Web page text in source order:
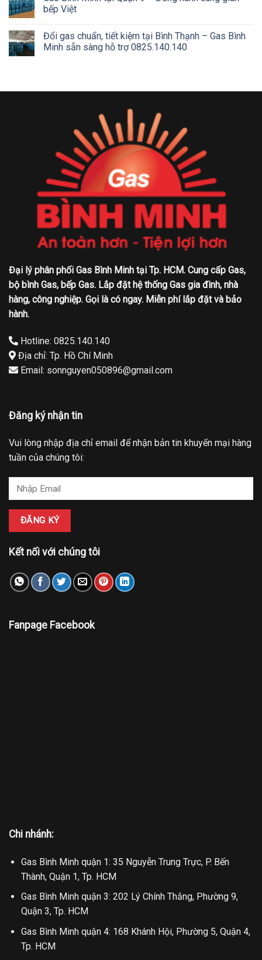
bếp Việt
Đổi gas chuẩn, tiết kiệm tại Bình Thạnh – Gas Bình
Minh sẵn sàng hỗ trợ 0825.140.140
Đại lý phân phối Gas Bình Minh tại Tp. HCM. Cung cấp Gas,
bộ bình Gas, bếp Gas. Lắp đặt hệ thống Gas gia đình, nhà
hàng, công nghiệp. Gọi là có ngay. Miễn phí lắp đặt và bảo
hành.
Hotline: 0825.140.140
Địa chỉ: Tp. Hồ Chí Minh
Email: sonnguyen050896@gmail.com
Đăng ký nhận tin
Vui lòng nhập địa chỉ email để nhận bản tin khuyến mại hàng
tuần của chúng tôi:
Kết nối với chúng tôi
Fanpage Facebook
Chi nhánh:
Gas Bình Minh quận 1: 35 Nguyễn Trung Trực, P. Bến
Thành, Quận 1, Tp. HCM
Gas Bình Minh quận 3: 202 Lý Chính Thắng, Phường 9,
Quận 3, Tp. HCM
Gas Bình Minh quận 4: 168 Khánh Hội, Phường 5, Quận 4,
Tp. HCM